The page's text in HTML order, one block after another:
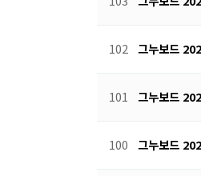
102 그누보드
101 그누보드
100 그누보드